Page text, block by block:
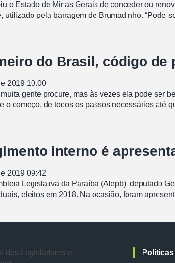
o Estado de Minas Gerais de conceder ou
utilizado pela barragem de Brumadinho.
do Brasil, código
2019 10:00
gente procure, mas às vezes ela pode ser
o começo, de todos os passos necessários até
interno é
2019 09:42
Legislativa da Paraíba (Alepb), deputado
eleitos em 2018. Na ocasião, foram
Políticas